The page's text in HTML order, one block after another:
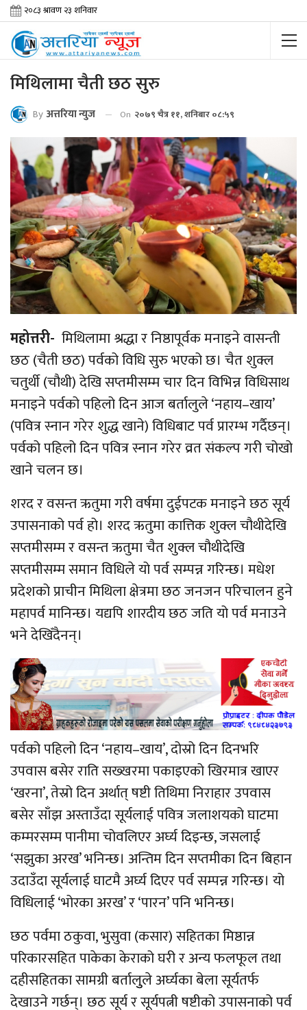
मिथिलामा चैती छठ सुरु
By अत्तरिया न्युज On २०७९ चैत्र ११, शनिबार ०८:५९
महोत्तरी- मिथिलामा श्रद्धा र निष्ठापूर्वक मनाइने वासन्ती
छठ (चैती छठ) पर्वको विधि सुरु भएको छ। चैत शुक्ल
चतुर्थी (चौथी) देखि सप्तमीसम्म चार दिन विभिन्न विधिसाथ
मनाइने पर्वको पहिलो दिन आज बर्तालुले ‘नहाय–खाय’
(पवित्र स्नान गरेर शुद्ध खाने) विधिबाट पर्व प्रारम्भ गर्दैछन्।
पर्वको पहिलो दिन पवित्र स्नान गरेर व्रत संकल्प गरी चोखो
खाने चलन छ।
शरद र वसन्त ऋतुमा गरी वर्षमा दुईपटक मनाइने छठ सूर्य
उपासनाको पर्व हो। शरद ऋतुमा कात्तिक शुक्ल चौथीदेखि
सप्तमीसम्म र वसन्त ऋतुमा चैत शुक्ल चौथीदेखि
सप्तमीसम्म समान विधिले यो पर्व सम्पन्न गरिन्छ। मधेश
प्रदेशको प्राचीन मिथिला क्षेत्रमा छठ जनजन परिचालन हुने
महापर्व मानिन्छ। यद्यपि शारदीय छठ जति यो पर्व मनाउने
भने देखिँदैनन्।
पर्वको पहिलो दिन ‘नहाय–खाय’, दोस्रो दिन दिनभरि
उपवास बसेर राति सख्खरमा पकाइएको खिरमात्र खाएर
‘खरना’, तेस्रो दिन अर्थात् षष्टी तिथिमा निराहार उपवास
बसेर साँझ अस्ताउँदा सूर्यलाई पवित्र जलाशयको घाटमा
कम्मरसम्म पानीमा चोवलिएर अर्घ्य दिइन्छ, जसलाई
‘सझुका अरख’ भनिन्छ। अन्तिम दिन सप्तमीका दिन बिहान
उदाउँदा सूर्यलाई घाटमै अर्घ्य दिएर पर्व सम्पन्न गरिन्छ। यो
विधिलाई ‘भोरका अरख’ र ‘पारन’ पनि भनिन्छ।
छठ पर्वमा ठकुवा, भुसुवा (कसार) सहितका मिष्ठान्न
परिकारसहित पाकेका केराको घरी र अन्य फलफूल तथा
दहीसहितका सामग्री बर्तालुुले अर्घ्यका बेला सूर्यतर्फ
देखाउने गर्छन्। छठ सूर्य र सूर्यपत्नी षष्टीको उपासनाको पर्व